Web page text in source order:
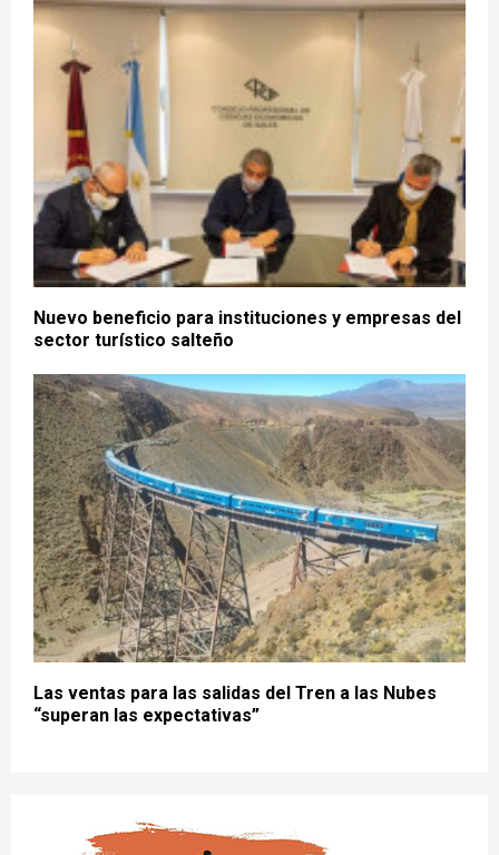
Nuevo beneficio para instituciones y empresas del
sector turístico salteño
Las ventas para las salidas del Tren a las Nubes
“superan las expectativas”